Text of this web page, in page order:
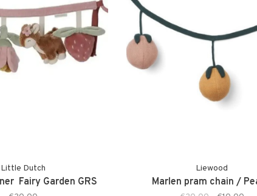
Little Dutch
Fairy Garden GRS
Liewood
Marlen pram chain /